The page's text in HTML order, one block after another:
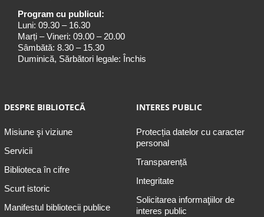
Program cu publicul:
Luni: 09.30 – 16.30
Marți – Vineri: 09.00 – 20.00
Sâmbătă: 8.30 – 15.30
Duminică, Sărbători legale: Închis
DESPRE BIBLIOTECĂ
Misiune şi viziune
Servicii
Biblioteca în cifre
Scurt istoric
Manifestul bibliotecii publice
INTERES PUBLIC
Protecția datelor cu caracter
personal
Transparență
Integritate
Solicitarea informaţiilor de
interes public